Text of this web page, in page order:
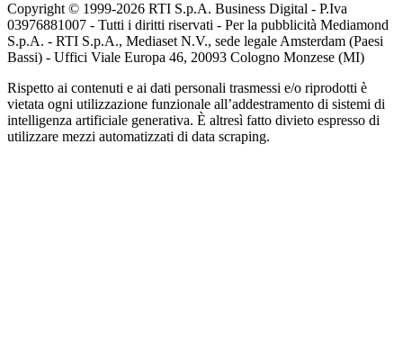
Copyright © 1999-2026 RTI S.p.A. Business Digital - P.Iva
03976881007 - Tutti i diritti riservati - Per la pubblicità Mediamond
S.p.A. - RTI S.p.A., Mediaset N.V., sede legale Amsterdam (Paesi
Bassi) - Uffici Viale Europa 46, 20093 Cologno Monzese (MI)
Rispetto ai contenuti e ai dati personali trasmessi e/o riprodotti è
vietata ogni utilizzazione funzionale all’addestramento di sistemi di
intelligenza artificiale generativa. È altresì fatto divieto espresso di
utilizzare mezzi automatizzati di data scraping.